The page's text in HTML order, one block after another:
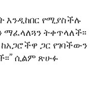
እንዲከበር የሚያስችሉ
ትቀጥላለች፡፡
ጋር የገባችውን
ሲልም ጽሁፉ